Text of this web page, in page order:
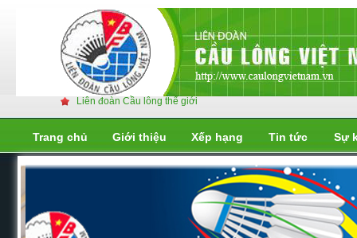
Liên đoàn Cầu lông thế giới
Trang chủ Giới thiệu Xếp hạng Tin tức Sự